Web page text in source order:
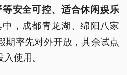
安全可控、适合休闲娱乐
中，成都青龙湖、绵阳八家
期率先对外开放，其余试点
使用。